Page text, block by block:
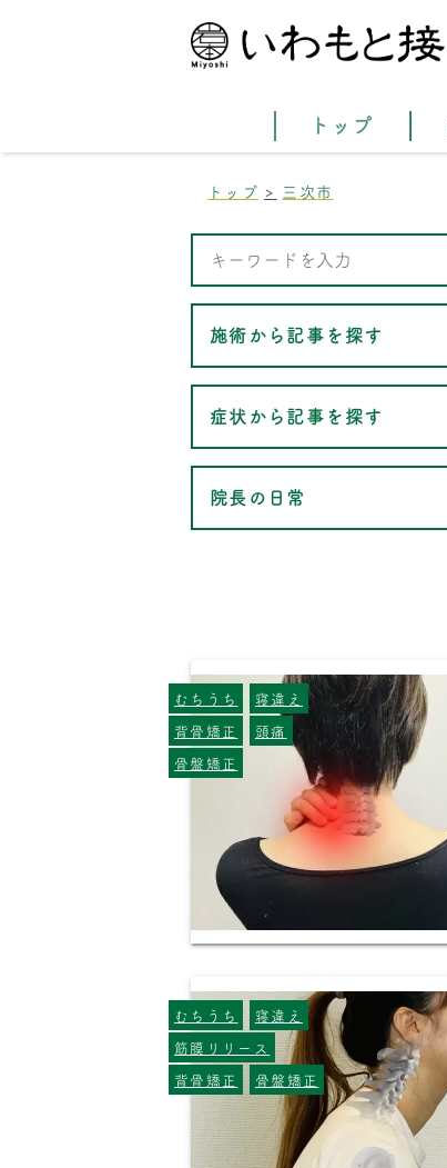
トップ
トップ 三次市
施術から記事を探す
症状から記事を探す
院長の日常
むちうち
寝違え
背骨矯正
頭痛
骨盤矯正
むちうち
寝違え
筋膜リリース
背骨矯正
骨盤矯正